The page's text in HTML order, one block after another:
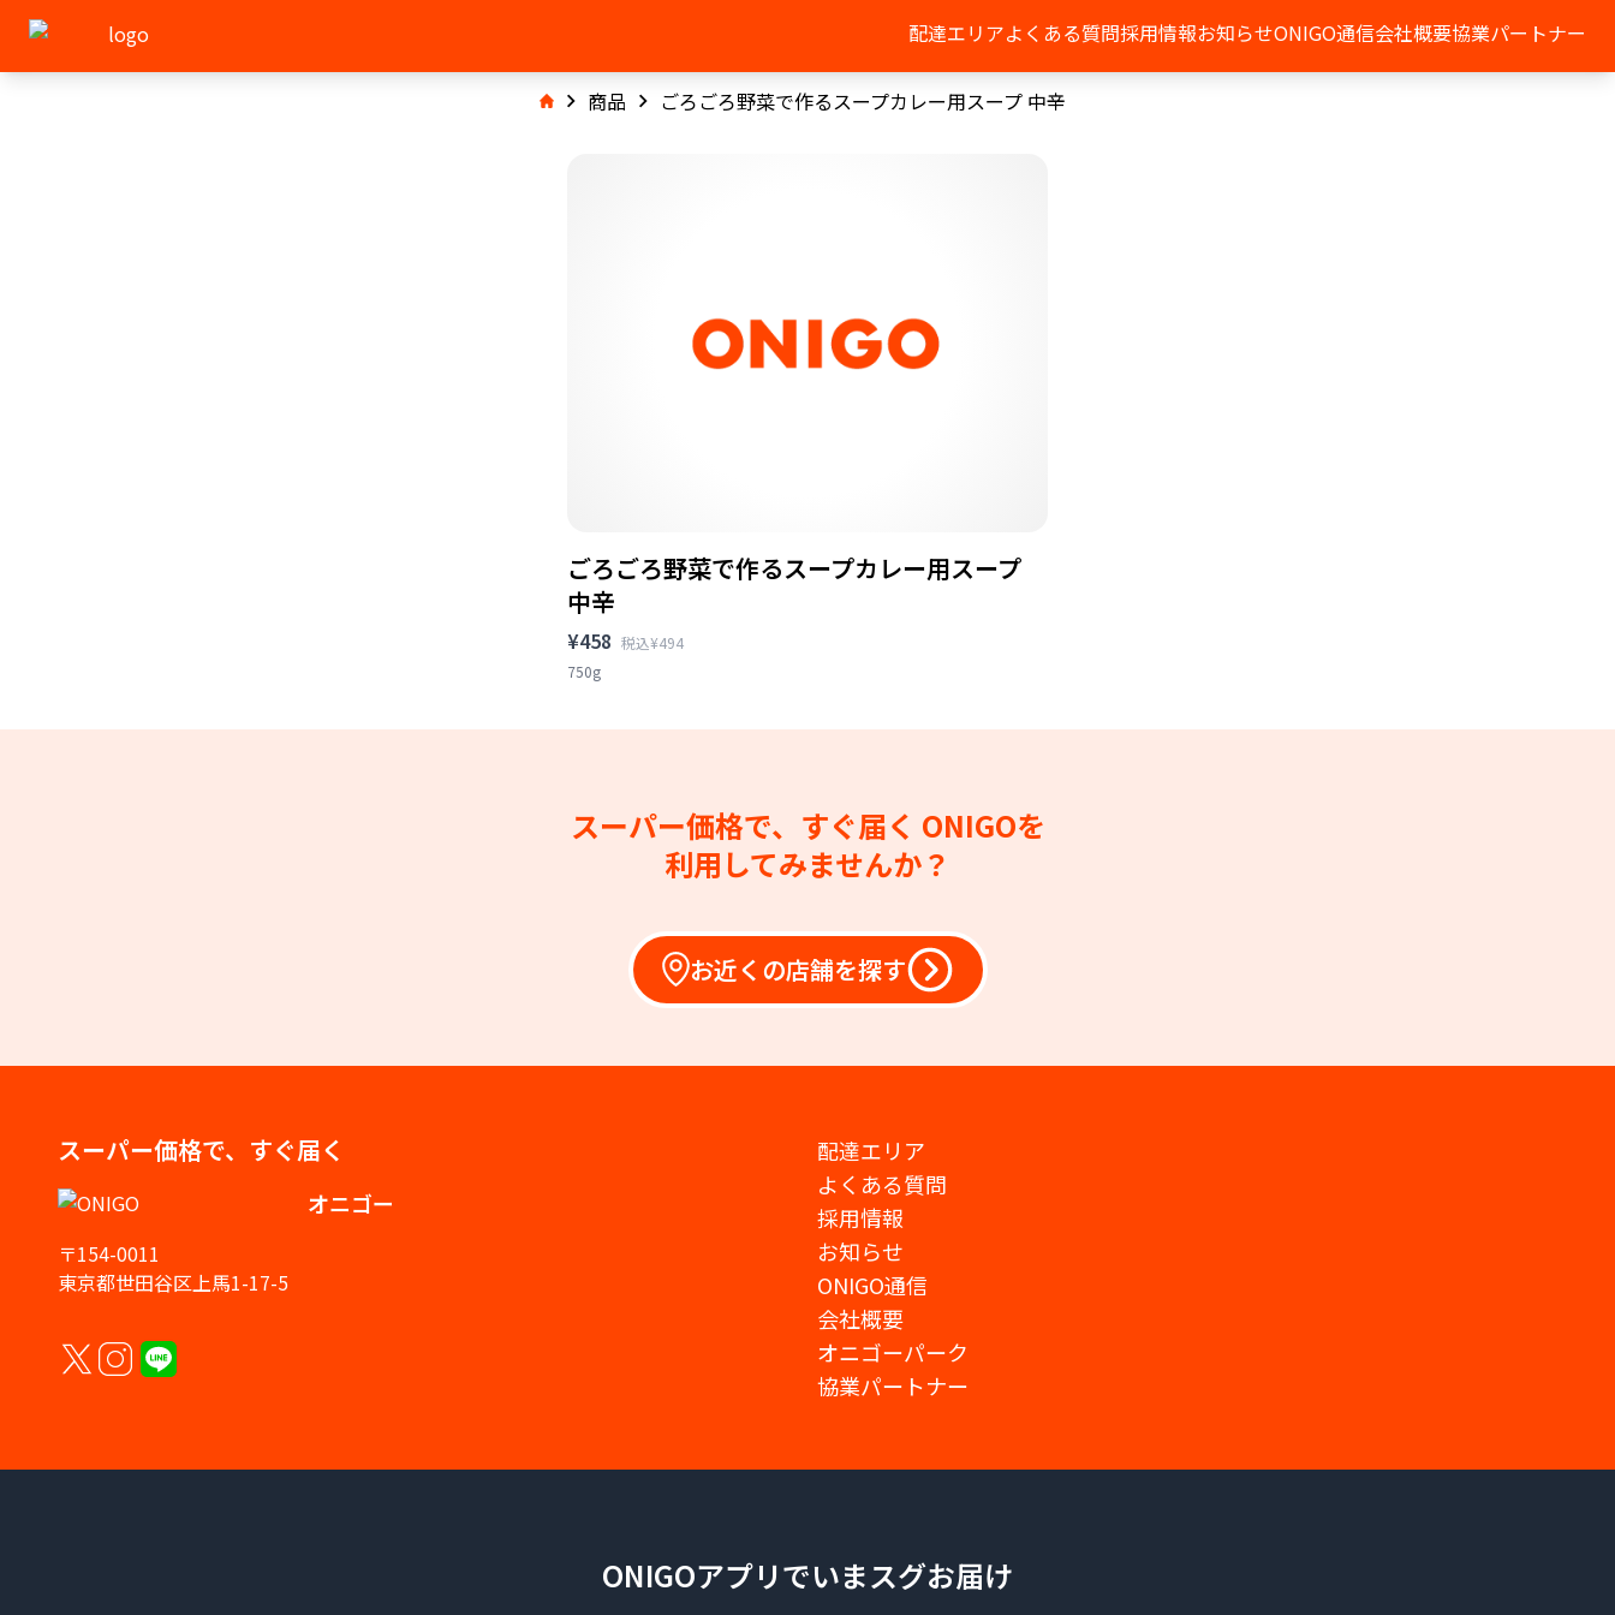
配達エリアよくある質問採用情報お知らせONIGO通信会社概要協業パートナー
商品 ごろごろ野菜で作るスープカレー用スープ 中辛
ごろごろ野菜で作るスープカレー用スープ
中辛
¥458 税込¥494
750g
スーパー価格で、すぐ届く ONIGOを
利用してみませんか？
お近くの店舗を探す
スーパー価格で、すぐ届く
オニゴー
〒154-0011
東京都世田谷区上馬1-17-5
配達エリア
よくある質問
採用情報
お知らせ
ONIGO通信
会社概要
オニゴーパーク
協業パートナー
ONIGOアプリでいまスグお届け